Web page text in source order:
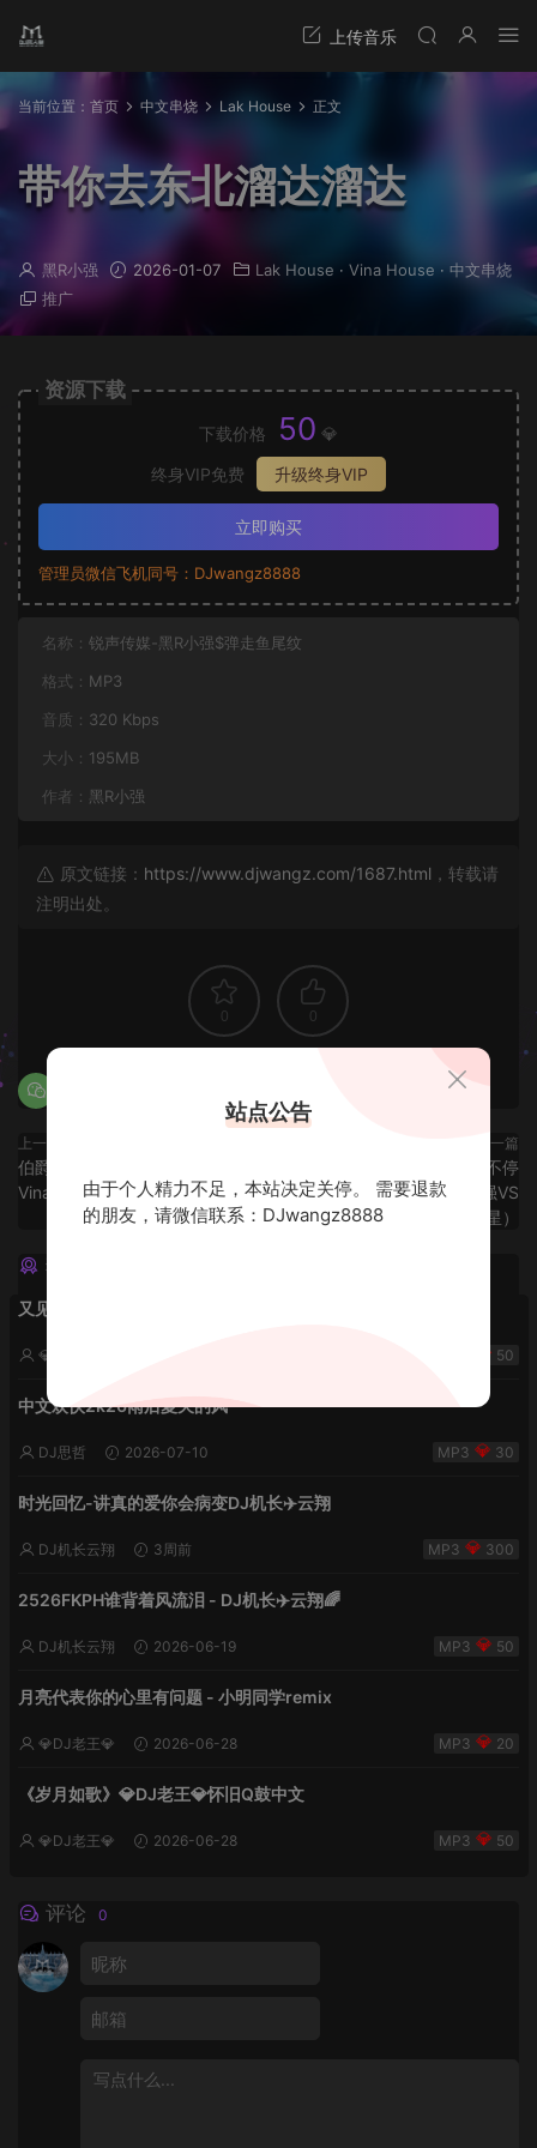
当前位置： 首页 中文串烧 Lak House 正文
带你去东北溜达溜达
黑R小强 2026-01-07 Lak House · Vina House · 中文串烧
推广
资源下载
下载价格 50 💎
终身VIP免费
升级终身VIP
立即购买
管理员微信飞机同号：DJwangz8888
名称： 锐声传媒-黑R小强$弹走鱼尾纹
格式： MP3
音质： 320 Kbps
大小： 195MB
作者： 黑R小强
原文链接： https://www.djwangz.com/1687.html ，转载请
注明出处。
0 0
上一篇
伯爵自用第三季-欧美英文与节奏
Vina的故事
下一篇
🔥 尚灵专属🔥时尚欢唱跳不停
Funkyhouse（黑R小强VS
DJStar星）
猜你喜欢
又见流星雨 lak中文-小明同学remix
💎DJ老王💎 50
中文欢快2k26雨后夏天的风
DJ思哲 2026-07-10 30
时光回忆-讲真的爱你会病变DJ机长✈️云翔
DJ机长云翔 3周前 300
2526FKPH谁背着风流泪 - DJ机长✈️云翔🌈
DJ机长云翔 2026-06-19 50
月亮代表你的心里有问题 - 小明同学remix
💎DJ老王💎 2026-06-28 20
《岁月如歌》💎DJ老王💎怀旧Q鼓中文
💎DJ老王💎 2026-06-28 50
评论 0
站点公告
由于个人精力不足，本站决定关停。 需要退款
的朋友，请微信联系：DJwangz8888